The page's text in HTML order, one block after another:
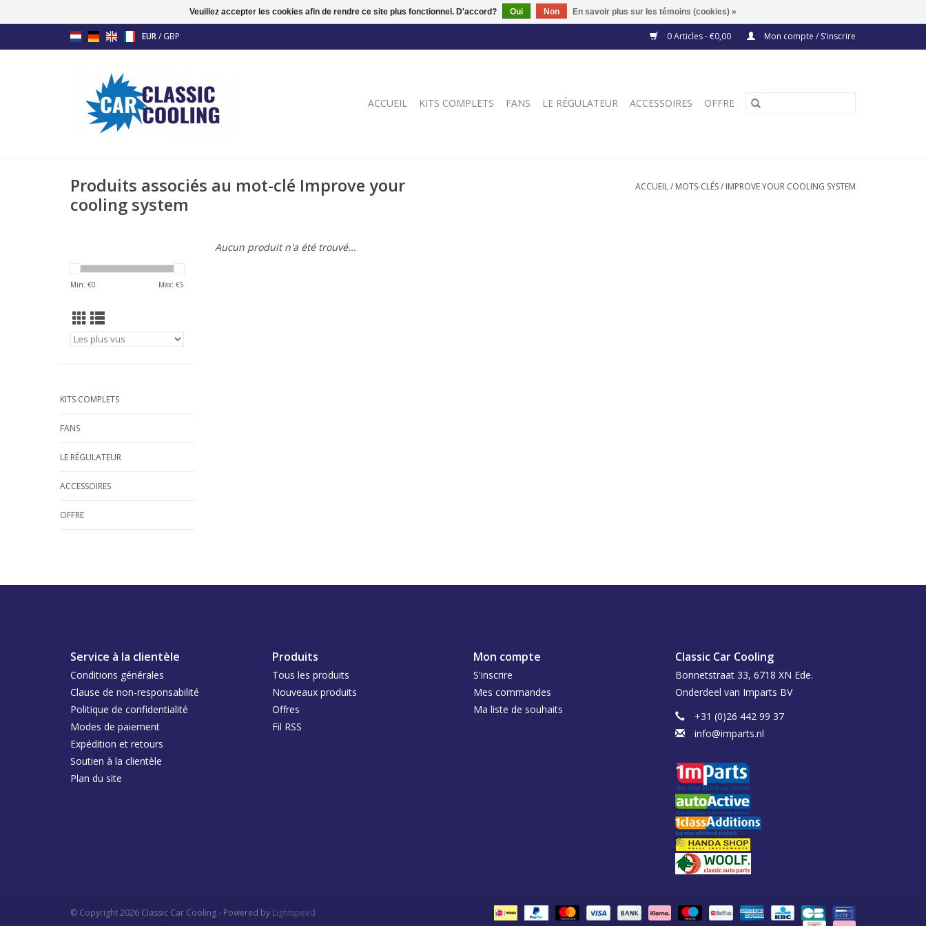
EUR/ GBP 0 Articles - €0,00 Mon compte / S'inscrire
ACCUEIL KITS COMPLETS FANS LE RÉGULATEUR ACCESSOIRES OFFRE
Produits associés au mot-clé Improve your
cooling system
ACCUEIL/ MOTS-CLÉS/ IMPROVE YOUR COOLING SYSTEM
Min: €0 Max: €5
KITS COMPLETS
FANS
LE RÉGULATEUR
ACCESSOIRES
OFFRE
Aucun produit n'a été trouvé...
Service à la clientèle
Conditions générales
Clause de non-responsabilité
Politique de confidentialité
Modes de paiement
Expédition et retours
Soutien à la clientèle
Plan du site
Produits
Tous les produits
Nouveaux produits
Offres
Fil RSS
Mon compte
S'inscrire
Mes commandes
Ma liste de souhaits
Classic Car Cooling
Bonnetstraat 33, 6718 XN Ede.
Onderdeel van Imparts BV
+31 (0)26 442 99 37
info@imparts.nl
© Copyright 2026 Classic Car Cooling - Powered by Lightspeed
Veuillez accepter les cookies afin de rendre ce site plus fonctionnel. D'accord? Oui Non En savoir plus sur les témoins (cookies) »